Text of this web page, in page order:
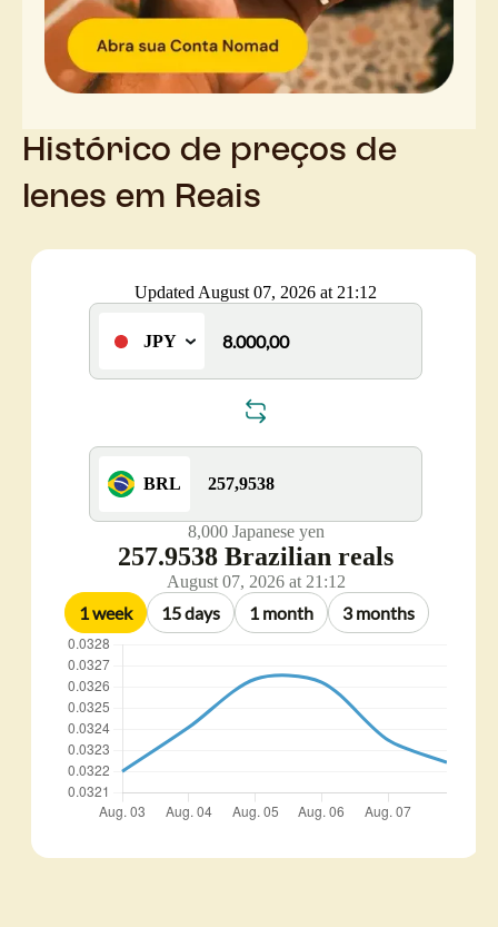
Histórico de preços de
Ienes em Reais